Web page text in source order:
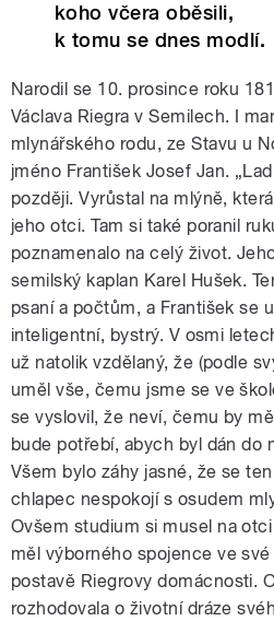
koho včera oběsili,
k tomu se dnes modlí.
Narodil se 10. prosince roku
Václava Riegra v Semilech. I
mlynářského rodu, ze Stavu u
jméno František Josef Jan.
později. Vyrůstal na mlýně,
jeho otci. Tam si také poranil
poznamenalo na celý život.
semilský kaplan Karel Hušek.
psaní a počtům, a František se
inteligentní, bystrý. V osmi
už natolik vzdělaný, že (podle
uměl vše, čemu jsme se ve
se vyslovil, že neví, čemu by
bude potřebí, abych byl dán do
Všem bylo záhy jasné, že se
chlapec nespokojí s osudem
Ovšem studium si musel na
měl výborného spojence ve
postavě Riegrovy domácnosti.
rozhodovala o životní dráze